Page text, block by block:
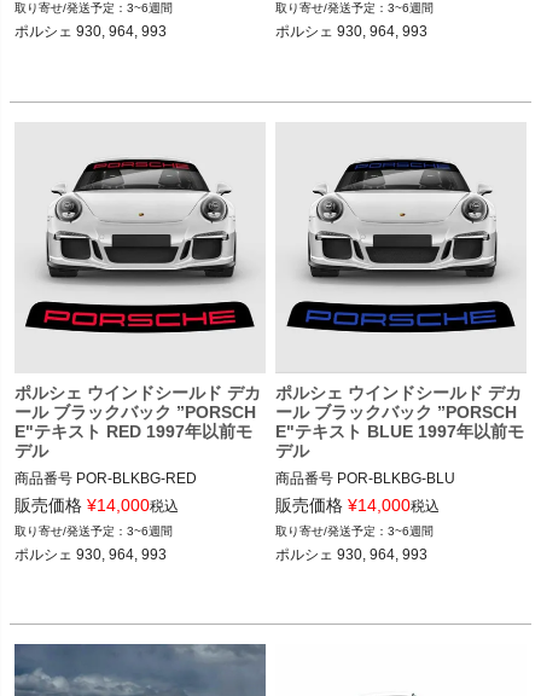
12ADS SKU: 無
3~6週間
ポルシェ 930, 964, 993
12ADS SKU: 無
3~6週間
ポルシェ 930, 964, 993
ポルシェ ウインドシールド デカ
ール ブラックバック ”PORSCH
E"テキスト RED 1997年以前モ
デル
商品番号 POR-BLKBG-RED
POR-BLKBG-RED
12ADS SKU: 無
販売価格 ¥14,000税込
3~6週間
ポルシェ 930, 964, 993
ポルシェ ウインドシールド デカ
ール ブラックバック ”PORSCH
E"テキスト BLUE 1997年以前モ
デル
商品番号 POR-BLKBG-BLU
POR-BLKBG-BLU
12ADS SKU: 無
販売価格 ¥14,000税込
3~6週間
ポルシェ 930, 964, 993